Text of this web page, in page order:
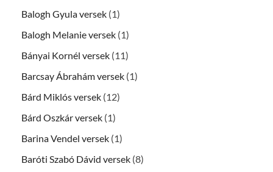
Balogh Gyula versek (1)
Balogh Melanie versek (1)
Bányai Kornél versek (11)
Barcsay Ábrahám versek (1)
Bárd Miklós versek (12)
Bárd Oszkár versek (1)
Barina Vendel versek (1)
Baróti Szabó Dávid versek (8)